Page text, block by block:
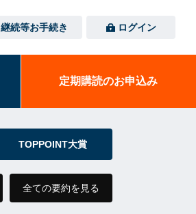
継続等お手続き ログイン
定期購読のお申込み
TOPPOINT大賞
全ての要約を見る